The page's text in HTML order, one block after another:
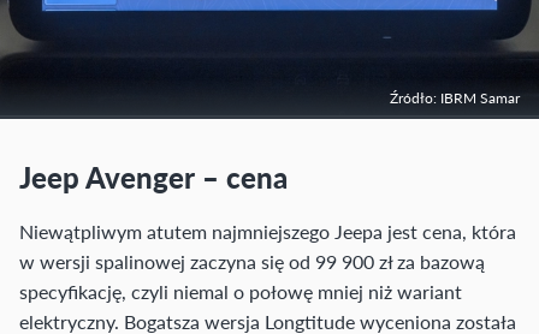
Źródło: IBRM Samar
Jeep Avenger – cena
Niewątpliwym atutem najmniejszego Jeepa jest cena, która
w wersji spalinowej zaczyna się od 99 900 zł za bazową
specyfikację, czyli niemal o połowę mniej niż wariant
elektryczny. Bogatsza wersja Longtitude wyceniona została